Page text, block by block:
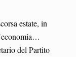
estate, in
del Partito